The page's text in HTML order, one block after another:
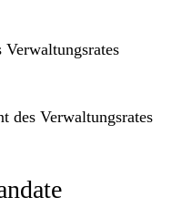
des Verwaltungsrates